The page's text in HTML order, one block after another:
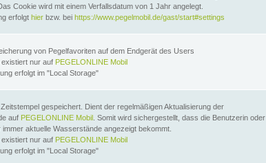
Cookie wird mit einem Verfallsdatum von 1 Jahr angelegt.
erfolgt hier bzw. bei https://www.pegelmobil.de/gast/start#settings
von Pegelfavoriten auf dem Endgerät des Users
nur auf PEGELONLINE Mobil
erfolgt im "Local Storage"
gespeichert. Dient der regelmäßigen Aktualisierung der
auf PEGELONLINE Mobil . Somit wird sichergestellt, dass die Benutzerin oder
aktuelle Wasserstände angezeigt bekommt.
nur auf PEGELONLINE Mobil
erfolgt im "Local Storage"